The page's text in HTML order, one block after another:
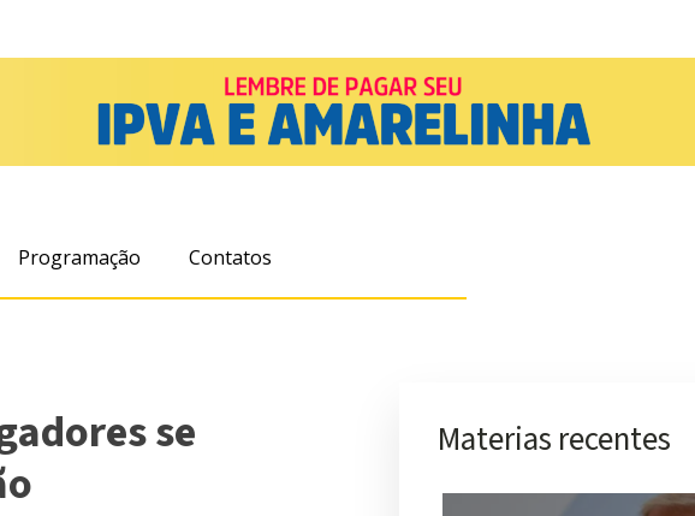
Programação Contatos
se
Materias recentes